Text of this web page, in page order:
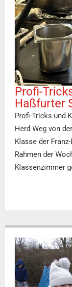
Profi-
Haßfurter
Profi-Tricks und
Herd Weg von
Klasse der
Rahmen der
Klassenzimmer